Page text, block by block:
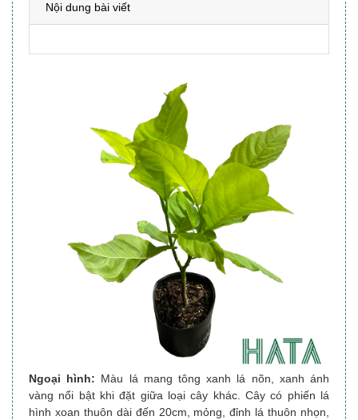
Nội dung bài viết
Ngoại hình: Màu lá mang tông xanh lá nõn, xanh ánh
vàng nổi bật khi đặt giữa loại cây khác. Cây có phiến lá
hình xoan thuôn dài đến 20cm, mỏng, đỉnh lá thuôn nhọn,